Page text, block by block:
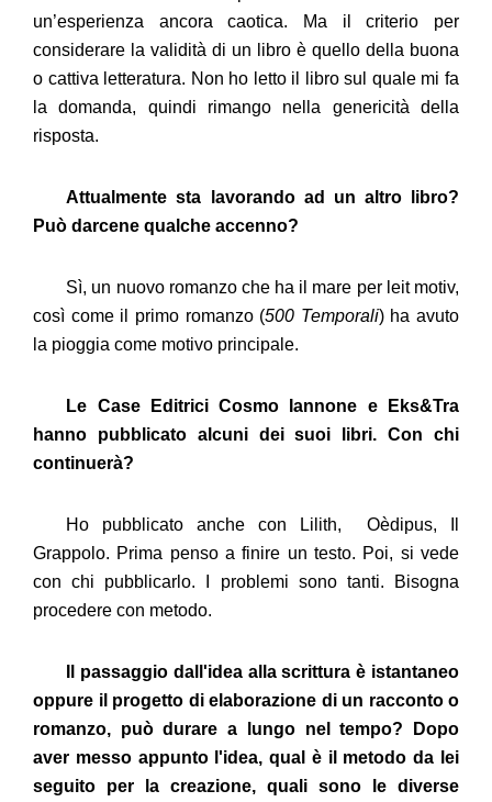
un’esperienza ancora caotica. Ma il criterio per
considerare la validità di un libro è quello della buona
o cattiva letteratura. Non ho letto il libro sul quale mi fa
la domanda, quindi rimango nella genericità della
risposta.
Attualmente sta lavorando ad un altro libro?
Può darcene qualche accenno?
Sì, un nuovo romanzo che ha il mare per leit motiv,
così come il primo romanzo (500 Temporali) ha avuto
la pioggia come motivo principale.
Le Case Editrici Cosmo Iannone e Eks&Tra
hanno pubblicato alcuni dei suoi libri. Con chi
continuerà?
Ho pubblicato anche con Lilith, Oèdipus, Il
Grappolo. Prima penso a finire un testo. Poi, si vede
con chi pubblicarlo. I problemi sono tanti. Bisogna
procedere con metodo.
Il passaggio dall'idea alla scrittura è istantaneo
oppure il progetto di elaborazione di un racconto o
romanzo, può durare a lungo nel tempo? Dopo
aver messo appunto l'idea, qual è il metodo da lei
seguito per la creazione, quali sono le diverse